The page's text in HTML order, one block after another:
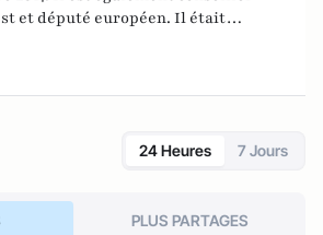
et député européen. Il était
du Front National.
24 Heures 7 Jours
PLUS PARTAGES